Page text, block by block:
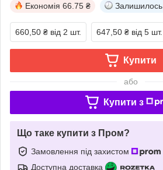
Економія 66.75 ₴ Залишилось
660,50 ₴ від 2 шт. 647,50 ₴ від 5 шт.
Купити
або
Купити з
Що таке купити з Пром?
Замовлення під захистом
Доступна доставка